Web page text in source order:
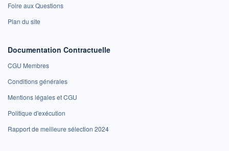
Foire aux Questions
Plan du site
Documentation Contractuelle
CGU Membres
Conditions générales
Mentions légales et CGU
Politique d'exécution
Rapport de meilleure sélection 2024